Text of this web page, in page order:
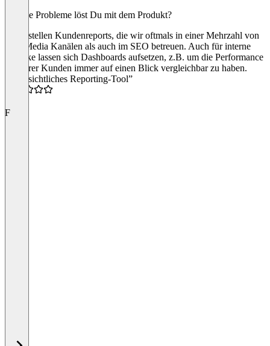
Welche Probleme löst Du mit dem Produkt?
Wir erstellen Kundenreports, die wir oftmals in einer Mehrzahl von
Paid Media Kanälen als auch im SEO betreuen. Auch für interne
Zwecke lassen sich Dashboards aufsetzen, z.B. um die Performance
mehrerer Kunden immer auf einen Blick vergleichbar zu haben.
“Übersichtliches Reporting-Tool”
F